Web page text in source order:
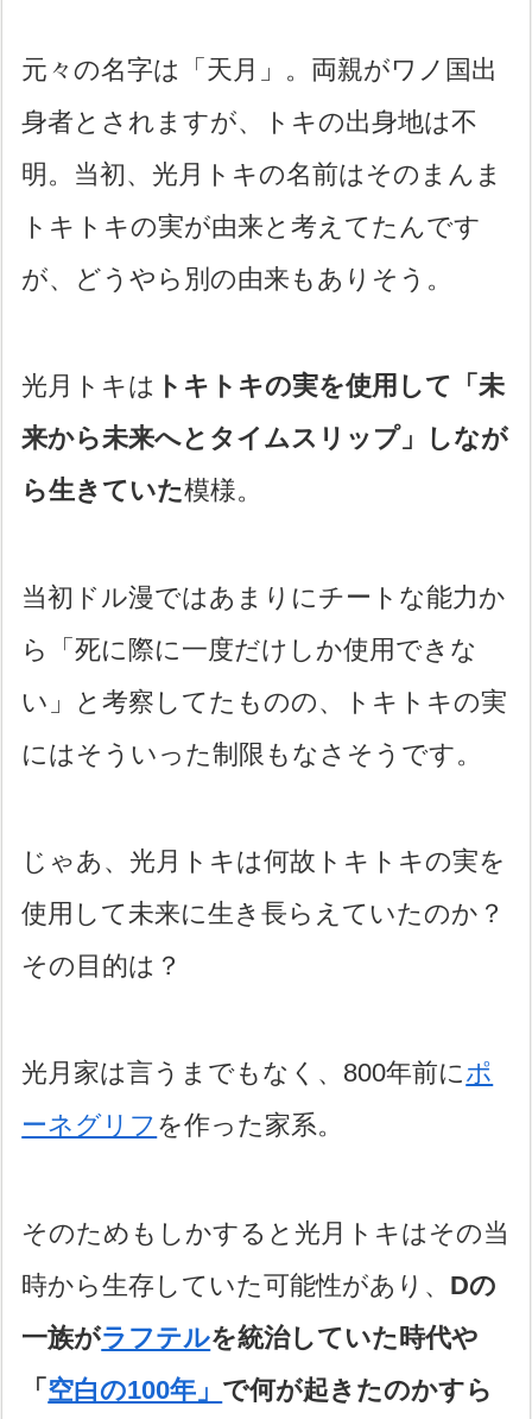
元々の名字は「天月」。両親がワノ国出
身者とされますが、トキの出身地は不
明。当初、光月トキの名前はそのまんま
トキトキの実が由来と考えてたんです
が、どうやら別の由来もありそう。
光月トキは トキトキの実を使用して「未
来から未来へとタイムスリップ」しなが
ら生きていた模様。
当初ドル漫ではあまりにチートな能力か
ら「死に際に一度だけしか使用できな
い」と考察してたものの、トキトキの実
にはそういった制限もなさそうです。
じゃあ、光月トキは何故トキトキの実を
使用して未来に生き長らえていたのか？
その目的は？
光月家は言うまでもなく、800年前にポ
ーネグリフ を作った家系。
そのためもしかすると光月トキはその当
時から生存していた可能性があり、 Dの
一族がラフテルを統治していた時代や
「 空白の100年」 で何が起きたのかすら